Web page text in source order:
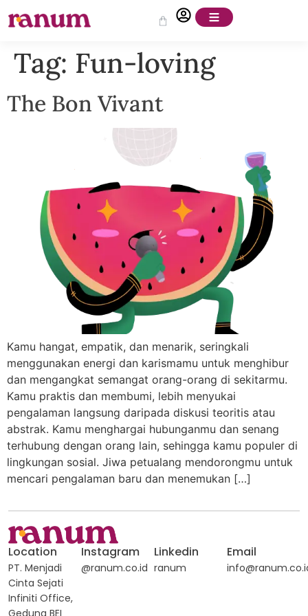
Tag: Fun-loving
The Bon Vivant
Kamu hangat, empatik, dan menarik, seringkali
menggunakan energi dan karismamu untuk menghibur
dan mengangkat semangat orang-orang di sekitarmu.
Kamu praktis dan membumi, lebih menyukai
pengalaman langsung daripada diskusi teoritis atau
abstrak. Kamu menghargai hubunganmu dan senang
terhubung dengan orang lain, sehingga kamu populer di
lingkungan sosial. Jiwa petualang mendorongmu untuk
mencari pengalaman baru dan menemukan […]
Location
PT. Menjadi
Cinta Sejati
Infiniti Office,
Gedung BEI
Instagram
@ranum.co.id
Linkedin
ranum
Email